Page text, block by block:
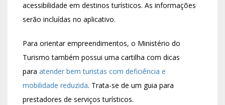
acessibilidade em destinos turísticos. As informações
serão incluídas no aplicativo.
Para orientar empreendimentos, o Ministério do
Turismo também possui uma cartilha com dicas
para atender bem turistas com deficiência e
mobilidade reduzida. Trata-se de um guia para
prestadores de serviços turísticos.